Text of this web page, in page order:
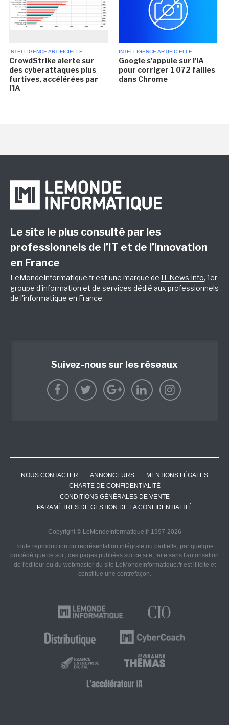
INTELLIGENCE ARTIFICIELLE
CrowdStrike alerte sur
des cyberattaques plus
furtives, accélérées par
l'IA
INTELLIGENCE ARTIFICIELLE
Google s'appuie sur l'IA
pour corriger 1 072 failles
dans Chrome
Le site le plus consulté par les
professionnels de l’IT et de l’innovation
en France
LeMondeInformatique.fr est une marque de IT News Info, 1er
groupe d'information et de services dédié aux professionnels
de l'informatique en France.
Suivez-nous sur les réseaux
NOUS CONTACTER ANNONCEURS
MENTIONS LÉGALES
CHARTE DE CONFIDENTIALITÉ
CONDITIONS GÉNÉRALES DE VENTE
PARAMÈTRES DE GESTION DE LA CONFIDENTIALITÉ
Copyright © LeMondeInformatique.fr 1997-2026
Toute reproduction ou représentation intégrale ou partielle, par quelque
procédé que ce soit, des pages publiées sur ce site, faite sans l'autorisation
de l'éditeur ou du webmaster du site LeMondeInformatique.fr est illicite et
constitue une contrefaçon.